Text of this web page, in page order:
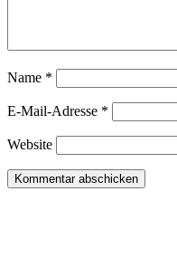
Name *
E-Mail-Adresse *
Website